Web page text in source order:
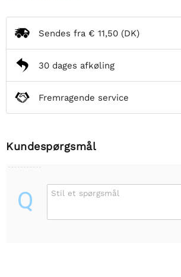
Sendes fra € 11,50 (DK)
30 dages afkøling
Fremragende service
Kundespørgsmål
Q Stil et spørgsmål